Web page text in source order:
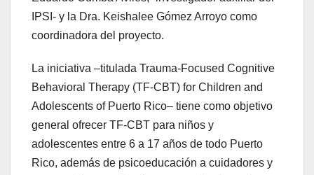
IPSI- y la Dra. Keishalee Gómez Arroyo como
coordinadora del proyecto.
La iniciativa –titulada Trauma-Focused Cognitive
Behavioral Therapy (TF-CBT) for Children and
Adolescents of Puerto Rico– tiene como objetivo
general ofrecer TF-CBT para niños y
adolescentes entre 6 a 17 años de todo Puerto
Rico, además de psicoeducación a cuidadores y